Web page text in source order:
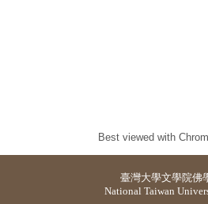
Best viewed with
臺灣大學文學院佛
National Taiwan